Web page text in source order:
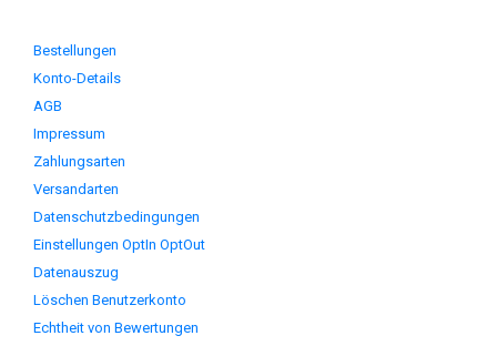
Bestellungen
Konto-Details
AGB
Impressum
Zahlungsarten
Versandarten
Datenschutzbedingungen
Einstellungen OptIn OptOut
Datenauszug
Löschen Benutzerkonto
Echtheit von Bewertungen